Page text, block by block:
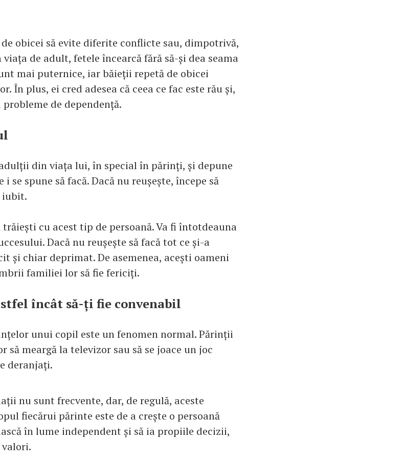
obicei să evite diferite conflicte sau, dimpotrivă,
de adult, fetele încearcă fără să-și dea seama
mai puternice, iar băieții repetă de obicei
În plus, ei cred adesea că ceea ce fac este rău și,
de dependență.
din viața lui, în special în părinți, și depune
se spune să facă. Dacă nu reușește, începe să
iubit.
cu acest tip de persoană. Va fi întotdeauna
Dacă nu reușește să facă tot ce și-a
și chiar deprimat. De asemenea, acești oameni
familiei lor să fie fericiți.
încât să-ți fie convenabil
unui copil este un fenomen normal. Părinții
să meargă la televizor sau să se joace un joc
deranjați.
nu sunt frecvente, dar, de regulă, aceste
fiecărui părinte este de a crește o persoană
în lume independent și să ia propiile decizii,